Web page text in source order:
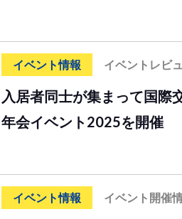
イベント情報 イベントレビ
入居者同士が集まって国際
年会イベント2025を開催
イベント情報 イベント開催